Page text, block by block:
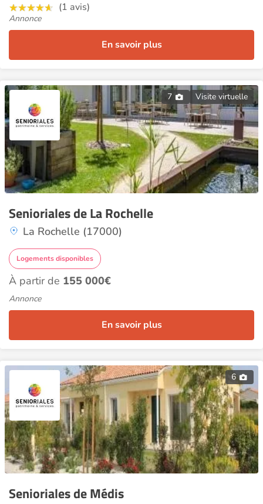
(1 avis)
Annonce
En savoir plus
7 Visite virtuelle
Senioriales de La Rochelle
La Rochelle (17000)
Logements disponibles
À partir de 155 000€
Annonce
En savoir plus
6
Senioriales de Médis